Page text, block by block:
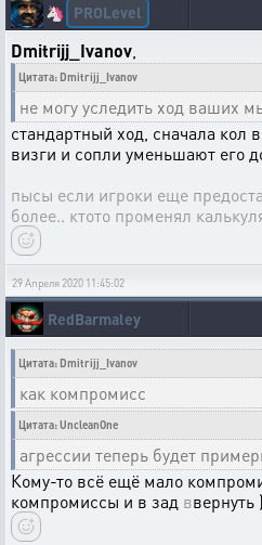
🦄 PROLevel
Dmitrijj_Ivanov
Цитата: Dmitrijj_Ivanov
не могу уследить ход ваших
стандартный ход, сначала кол
визги и сопли уменьшают его
пысы если игроки еще
более.. ктото променял
29 Апреля 2020 11:45:02
RedBarmaley
Цитата: Dmitrijj_Ivanov
как компромисс
Цитата: UncleanOne
агрессии теперь будет
Кому-то всё ещё мало
компромиссы и в зад ввернуть